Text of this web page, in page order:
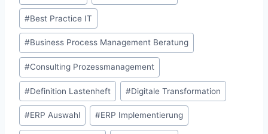
#Best Practice IT
#Business Process Management Beratung
#Consulting Prozessmanagement
#Definition Lastenheft #Digitale Transformation
#ERP Auswahl #ERP Implementierung